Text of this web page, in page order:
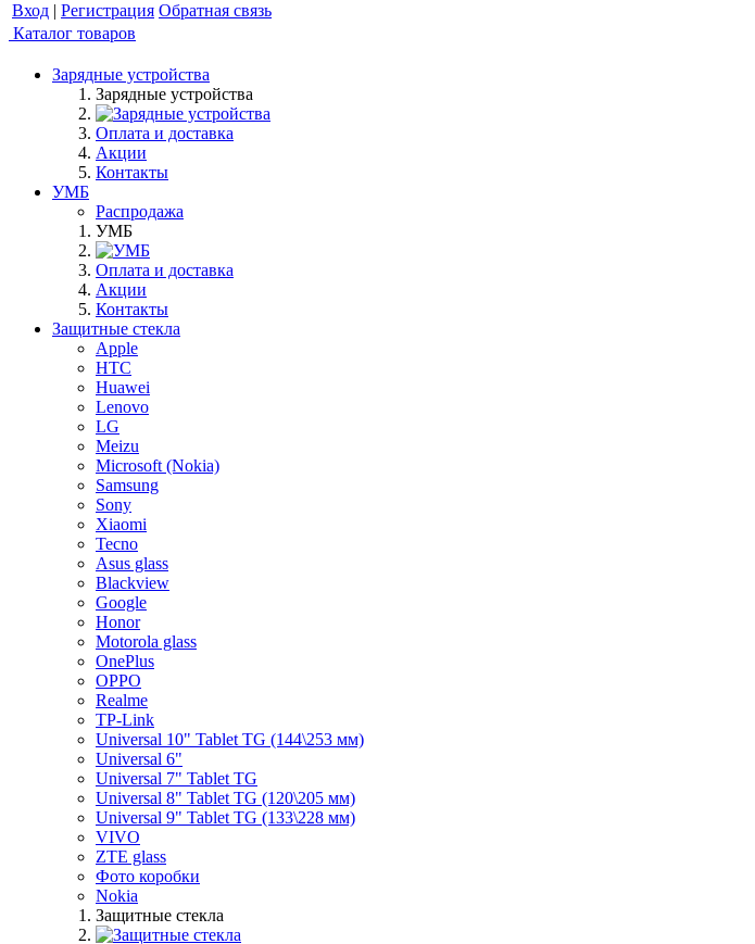
Вход | Регистрация Обратная связь
Каталог товаров
Зарядные устройства
Зарядные устройства
Оплата и доставка
Акции
Контакты
УМБ
Распродажа
УМБ
Оплата и доставка
Акции
Контакты
Защитные стекла
Apple
HTC
Huawei
Lenovo
LG
Meizu
Microsoft (Nokia)
Samsung
Sony
Xiaomi
Tecno
Asus glass
Blackview
Google
Honor
Motorola glass
OnePlus
OPPO
Realme
TP-Link
Universal 10" Tablet TG (144\253 мм)
Universal 6"
Universal 7" Tablet TG
Universal 8" Tablet TG (120\205 мм)
Universal 9" Tablet TG (133\228 мм)
VIVO
ZTE glass
Фото коробки
Nokia
Защитные стекла